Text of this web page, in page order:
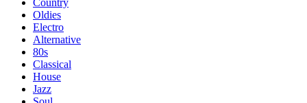
Country
Oldies
Electro
Alternative
80s
Classical
House
Jazz